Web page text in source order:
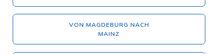
VON MAGDEBURG NACH
MAINZ